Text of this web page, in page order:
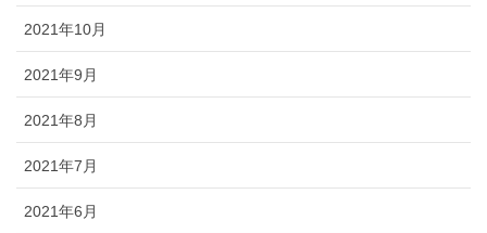
2021年10月
2021年9月
2021年8月
2021年7月
2021年6月